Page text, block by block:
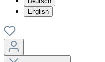
English